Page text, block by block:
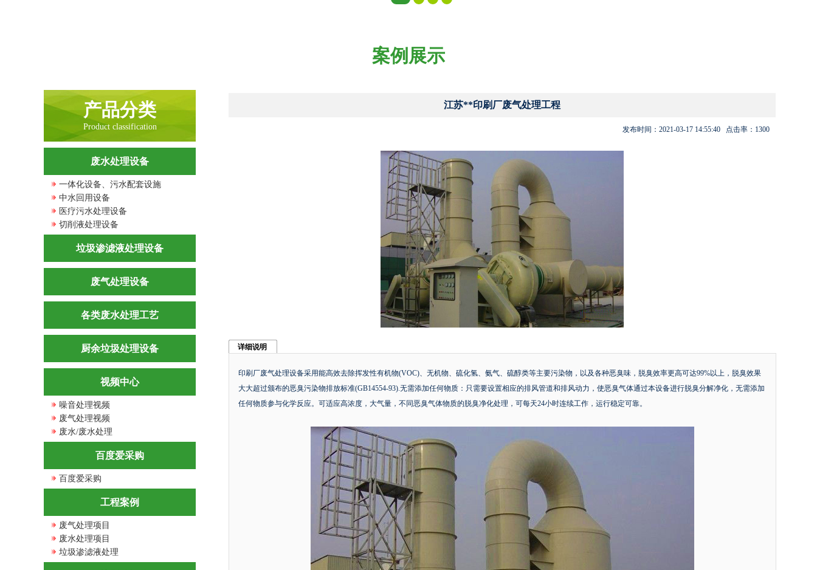
案例展示
产品分类
Product classification
废水处理设备
一体化设备、污水配套设施
中水回用设备
医疗污水处理设备
切削液处理设备
垃圾渗滤液处理设备
废气处理设备
各类废水处理工艺
厨余垃圾处理设备
视频中心
噪音处理视频
废气处理视频
废水/废水处理
百度爱采购
百度爱采购
工程案例
废气处理项目
废水处理项目
垃圾渗滤液处理
江苏**印刷厂废气处理工程
发布时间： 2021-03-17 14:55:40 点击率： 1300
详细说明
印刷厂废气处理设备采用能高效去除挥发性有机物(VOC)、无机物、硫化氢、氨气、硫醇类等主要污染物，以及各种恶臭味，脱臭效率更高可达99%以上，脱臭效果
大大超过颁布的恶臭污染物排放标准(GB14554-93).无需添加任何物质：只需要设置相应的排风管道和排风动力，使恶臭气体通过本设备进行脱臭分解净化，无需添加
任何物质参与化学反应。可适应高浓度，大气量，不同恶臭气体物质的脱臭净化处理，可每天24小时连续工作，运行稳定可靠。